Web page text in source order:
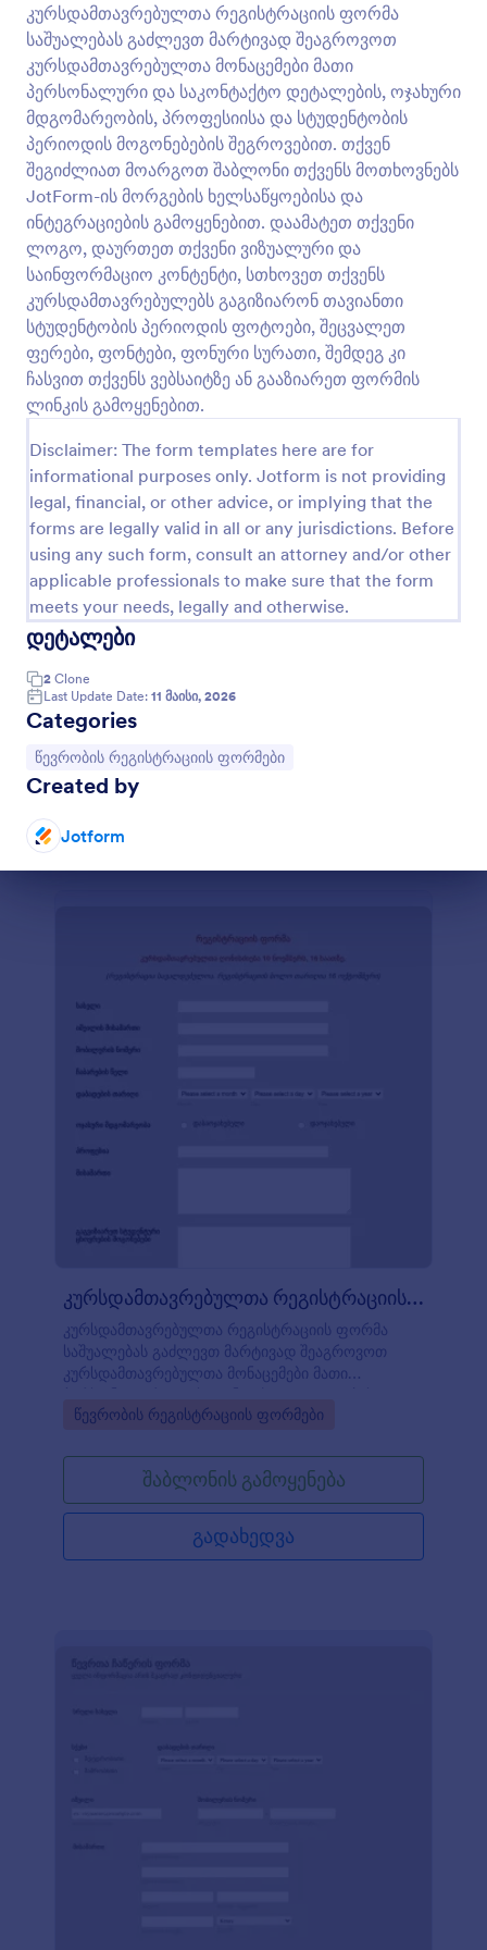
კურსდამთავრებულთა რეგისტრაციის ფორმა
საშუალებას გაძლევთ მარტივად შეაგროვოთ
კურსდამთავრებულთა მონაცემები მათი
პერსონალური და საკონტაქტო დეტალების, ოჯახური
მდგომარეობის, პროფესიისა და სტუდენტობის
პერიოდის მოგონებების შეგროვებით. თქვენ
შეგიძლიათ მოარგოთ შაბლონი თქვენს მოთხოვნებს
JotForm-ის მორგების ხელსაწყოებისა და
ინტეგრაციების გამოყენებით. დაამატეთ თქვენი
ლოგო, დაურთეთ თქვენი ვიზუალური და
საინფორმაციო კონტენტი, სთხოვეთ თქვენს
კურსდამთავრებულებს გაგიზიარონ თავიანთი
სტუდენტობის პერიოდის ფოტოები, შეცვალეთ
ფერები, ფონტები, ფონური სურათი, შემდეგ კი
ჩასვით თქვენს ვებსაიტზე ან გააზიარეთ ფორმის
ლინკის გამოყენებით.
Disclaimer: The form templates here are for
informational purposes only. Jotform is not providing
legal, financial, or other advice, or implying that the
forms are legally valid in all or any jurisdictions. Before
using any such form, consult an attorney and/or other
applicable professionals to make sure that the form
meets your needs, legally and otherwise.
დეტალები
2 Clone
Last Update Date: 11 მაისი, 2026
Categories
Go to Category:
წევრობის რეგისტრაციის ფორმები
Created by
Jotform
წევრების რეგისტრაციას. მარტივად მოარგეთ
მოცემული ფორმა თქვენი კლუბის მოთხოვნებს,
გამოაქვეყნეთ ონლაინ და მომენტალურად
მიიღეთ ახალი წევრები! რეგისტრაციის
მონაცემები გაიგზავნება თქვენს დაცულ Jotform
ანგარიშში, მარტივად წვდომადი ნებისმიერი
მოწყობილობიდან. თქვენი კლუბი არის ისეთივე
უნიკალური როგორც მისი ყველა წევრი, ასე რომ
გახადეთ თქვენი კლუბის წევრობის რეგისტრაციის
ფორმაც უნიკალური. ჩვენი ინტუიციური ფორმის
მშენებელი საშუალებას გაძლევთ დაამატოთ
ფორმის ველები, შეცვალოთ შაბლონის დიზაინი,
ფონტები და ფერები, და ატვირთოთ თქვენი
კლუბის ლოგო ნებისმიერი სახის კოდის წერის
გარეშე. თქვენ ასევე შეგიძლიათ ფორმის
ინტეგრირება თქვენს ფავორიტ ონლაინ
აპლიკაციებთან როგორიცაა Google Drive,
Dropbox და Slack რათა მომენტალურად
გაუგზავნოთ ფორმის მონაცემები აღნიშნულ
საფასური? უბრალოდ დააკავშირეთ თქვენი
ფორმა თქვენთვის სასურველ გადახდის
სისტემასთან - Jotform გთავაზობთ 30-ზე მეტ
გადახდის ინტერგაციას, მათ შორის Square და
PayPal. მას შემდეგ რაც გამოაქვეყნებთ თქვენი
კლუბის ვებსაიტზე, თქვენი წევრთა რეგისტრაციის
ფორმა გაგიმარტივებთ რეგისტრაციის პროცესს,
წევრთა მიზიდვასა და რეგისტრაციების
რაოდენობა - ყველაფერი ერთდროულად!
გადახედვა
წევრობის რეგისტრაციის ფორმა
ეს არის PayPal-ის ღილაკის მქონე წევრობის
რეგისტრაციის ფორმა. თქვენ შეგიძლიათ
შეაგროვოთ სახელი, მისამართი, იმეილი,
მობილურის ნომერი და სხვა სასურველი
დეტალები. გამოიყენეთ ფორმის მშენებელი და
შეიტანეთ სასურველი ცვლილებები
მომენტალურად.
Go to Category:
წევრობის რეგისტრაციის ფორმები
კურსდამთავრებულთა რეგისტრაციის ფორ?
კურსდამთავრებულთა რეგისტრაციის ფორმა
საშუალებას გაძლევთ მარტივად შეაგროვოთ
კურსდამთავრებულთა მონაცემები მათი
ოჯახური მდგომარეობის, პროფესიისა და
შეგროვებით. თქვენ შეგიძლიათ მოარგოთ
შაბლონი თქვენს მოთხოვნებს JotForm-ის
მორგების ხელსაწყოებისა და ინტეგრაციების
გამოყენებით. დაამატეთ თქვენი ლოგო, დაურთეთ
თქვენი ვიზუალური და საინფორმაციო კონტენტი,
Go to Category:
წევრობის რეგისტრაციის ფორმები
შაბლონის გამოყენება
გადახედვა